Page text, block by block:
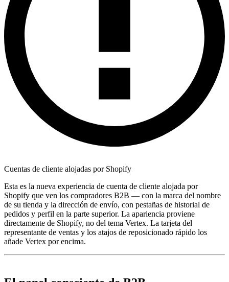
Cuentas de cliente alojadas por Shopify
Esta es la nueva experiencia de cuenta de cliente alojada por
Shopify que ven los compradores B2B — con la marca del nombre
de su tienda y la dirección de envío, con pestañas de historial de
pedidos y perfil en la parte superior. La apariencia proviene
directamente de Shopify, no del tema Vertex. La tarjeta del
representante de ventas y los atajos de reposicionado rápido los
añade Vertex por encima.